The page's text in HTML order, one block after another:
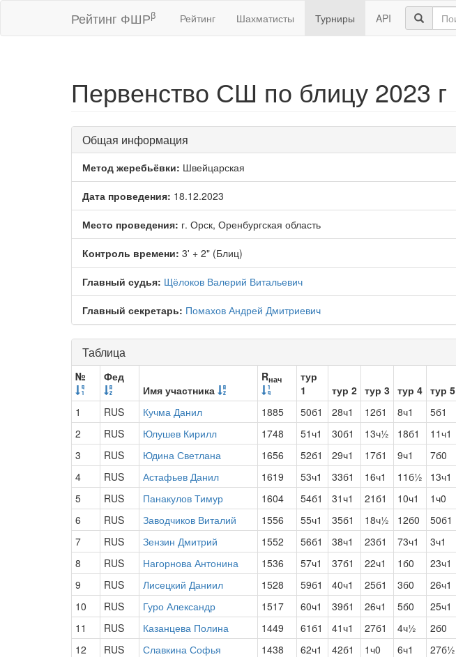
Рейтинг ФШРβ Рейтинг Шахматисты Турниры API
Первенство СШ по блицу 2023 г
Общая информация
Метод жеребьёвки: Швейцарская
Дата проведения: 18.12.2023
Место проведения: г. Орск, Оренбургская область
Контроль времени: 3' + 2" (Блиц)
Главный судья: Щёлоков Валерий Витальевич
Главный секретарь: Помахов Андрей Дмитриевич
Таблица
№
Фед
Имя участника
Rнач
тур
1
тур 2 тур 3 тур 4 тур 5
1
RUS Кучма Данил 1885 50б1 28ч1 12б1 8ч1 5б1
2
RUS Юлушев Кирилл 1748 51ч1 30б1 13ч½ 18б1 11ч1
3
RUS Юдина Светлана 1656 52б1 29ч1 17б1 9ч1 7б0
4
RUS Астафьев Данил 1619 53ч1 33б1 16ч1 11б½ 13ч1
5
RUS Панакулов Тимур 1604 54б1 31ч1 21б1 10ч1 1ч0
6
RUS Заводчиков Виталий 1556 55ч1 35б1 18ч½ 12б0 50б1
7
RUS Зензин Дмитрий 1552 56б1 38ч1 23б1 73ч1 3ч1
8
RUS Нагорнова Антонина 1536 57ч1 37б1 22ч1 1б0 23ч1
9
RUS Лисецкий Даниил 1528 59б1 40ч1 25б1 3б0 26ч1
10
RUS Гуро Александр 1517 60ч1 39б1 26ч1 5б0 25ч1
11
RUS Казанцева Полина 1449 61б1 41ч1 27б1 4ч½ 2б0
12
RUS Славкина Софья 1438 62ч1 42б1 1ч0 6ч1 27б½